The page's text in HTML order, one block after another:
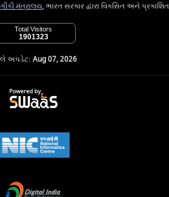
મંત્રાલય, ભારત સરકાર દ્વારા વિકસિત અને પ્રકાશિત
Total Visitors
1901323
અપડેટ: Aug 07, 2026